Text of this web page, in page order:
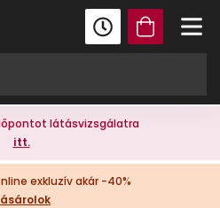
látásvizsgálatra
itt.
exkluzív akár -40%